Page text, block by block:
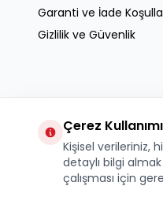
Garanti ve İade
Gizlilik ve Güvenlik
Çerez Kullanımı
Kişisel verileriniz,
detaylı bilgi almak
çalışması için